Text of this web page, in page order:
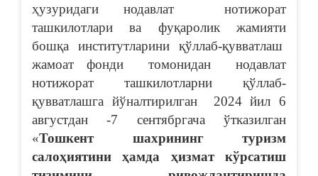
ҳузуридаги нодавлат нотижорат
ташкилотлари ва фуқаролик жамияти
бошқа институтларини қўллаб-қувватлаш
жамоат фонди томонидан нодавлат
нотижорат ташкилотларни қўллаб-
қувватлашга йўналтирилган 2024 йил 6
августдан -7 сентябргача ўтказилган
«Тошкент шахрининг туризм
салоҳиятини ҳамда ҳизмат кўрсатиш